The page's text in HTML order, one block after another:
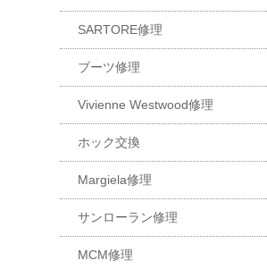
SARTORE修理
ブーツ修理
Vivienne Westwood修理
ホック交換
Margiela修理
サンローラン修理
MCM修理